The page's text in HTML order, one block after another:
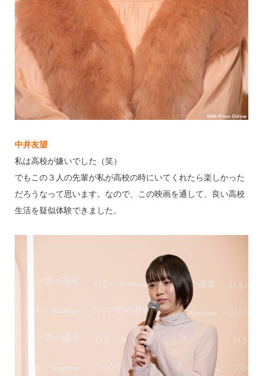
中井友望
私は高校が嫌いでした（笑）
でもこの３人の先輩が私が高校の時にいてくれたら楽しかった
だろうなって思います。なので、この映画を通して、良い高校
生活を疑似体験できました。